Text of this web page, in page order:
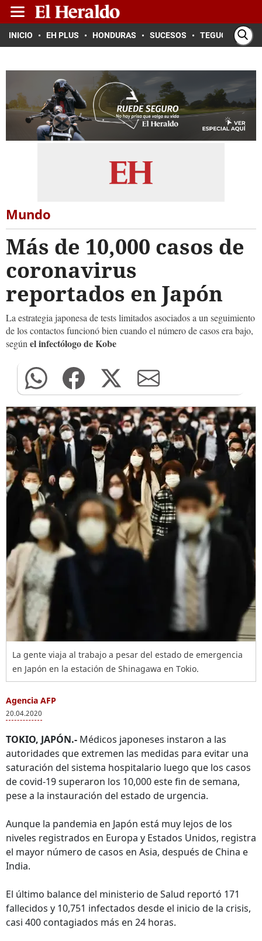
INICIO EH PLUS HONDURAS SUCESOS TEGUCIGALPA
Mundo
Más de 10,000 casos de
coronavirus
reportados en Japón
La estrategia japonesa de tests limitados asociados a un seguimiento
de los contactos funcionó bien cuando el número de casos era bajo,
según el infectólogo de Kobe
La gente viaja al trabajo a pesar del estado de emergencia
en Japón en la estación de Shinagawa en Tokio.
Agencia AFP
20.04.2020
TOKIO, JAPÓN.- Médicos japoneses instaron a las
autoridades que extremen las medidas para evitar una
saturación del sistema hospitalario luego que los casos
de covid-19 superaron los 10,000 este fin de semana,
pese a la instauración del estado de urgencia.
Aunque la pandemia en Japón está muy lejos de los
niveles registrados en Europa y Estados Unidos, registra
el mayor número de casos en Asia, después de China e
India.
El último balance del ministerio de Salud reportó 171
fallecidos y 10,751 infectados desde el inicio de la crisis,
casi 400 contagiados más en 24 horas.